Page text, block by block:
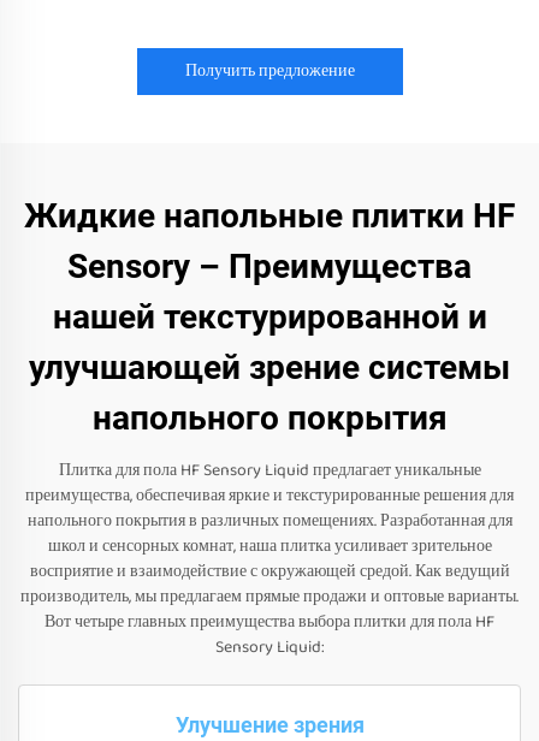
Получить предложение
Жидкие напольные плитки HF
Sensory – Преимущества
нашей текстурированной и
улучшающей зрение системы
напольного покрытия
Плитка для пола HF Sensory Liquid предлагает уникальные
преимущества, обеспечивая яркие и текстурированные решения для
напольного покрытия в различных помещениях. Разработанная для
школ и сенсорных комнат, наша плитка усиливает зрительное
восприятие и взаимодействие с окружающей средой. Как ведущий
производитель, мы предлагаем прямые продажи и оптовые варианты.
Вот четыре главных преимущества выбора плитки для пола HF
Sensory Liquid:
Улучшение зрения